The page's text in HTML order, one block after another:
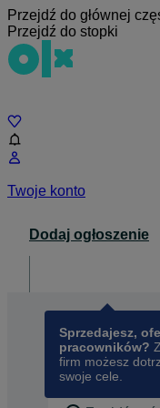
Przejdź do głównej
Przejdź do stopki
Twoje konto
Dodaj ogłoszenie
Sprzedajesz,
pracowników?
firm możesz
swoje cele.